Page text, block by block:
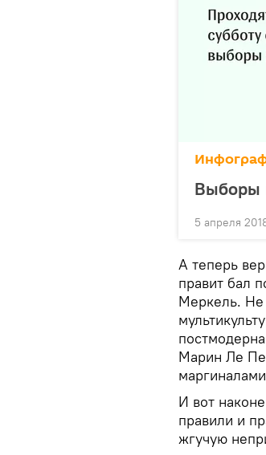
Выборы
5 апреля
А теперь
правит бал
Меркель. Не
Марин Ле
И вот
правили и
жгучую